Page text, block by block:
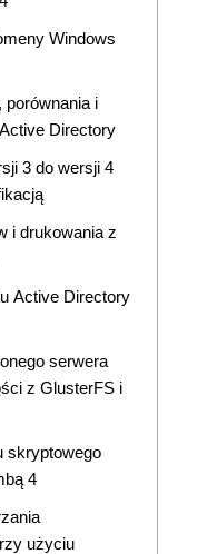
Windows
porównania i
Directory
3 do wersji 4
i drukowania z
Active Directory
serwera
z GlusterFS i
skryptowego
4
użyciu